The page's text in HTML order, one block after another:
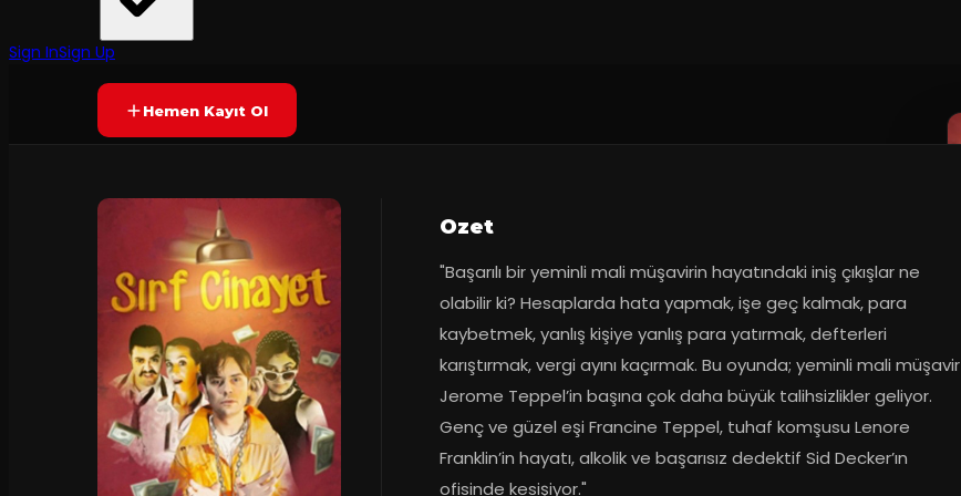
Sign InSign UpYAKINDA
Hemen Kayıt Ol
Ozet
"Başarılı bir yeminli mali müşavirin hayatındaki iniş çıkışlar ne
olabilir ki? Hesaplarda hata yapmak, işe geç kalmak, para
kaybetmek, yanlış kişiye yanlış para yatırmak, defterleri
karıştırmak, vergi ayını kaçırmak. Bu oyunda; yeminli mali müşavir
Jerome Teppel’in başına çok daha büyük talihsizlikler geliyor.
Genç ve güzel eşi Francine Teppel, tuhaf komşusu Lenore
Franklin’in hayatı, alkolik ve başarısız dedektif Sid Decker’ın
ofisinde kesişiyor."